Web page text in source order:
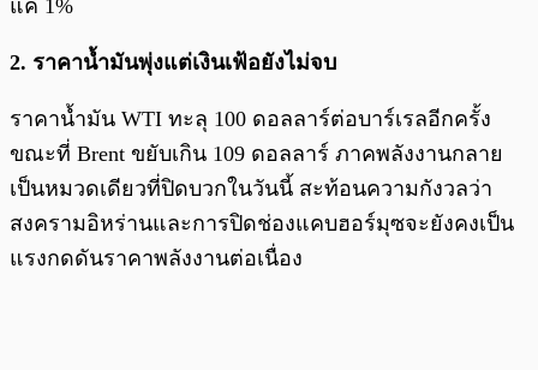
แค่ 1%
2. ราคาน้ำมันพุ่งแต่เงินเฟ้อยังไม่จบ
ราคาน้ำมัน WTI ทะลุ 100 ดอลลาร์ต่อบาร์เรลอีกครั้ง
ขณะที่ Brent ขยับเกิน 109 ดอลลาร์ ภาคพลังงานกลาย
เป็นหมวดเดียวที่ปิดบวกในวันนี้ สะท้อนความกังวลว่า
สงครามอิหร่านและการปิดช่องแคบฮอร์มุซจะยังคงเป็น
แรงกดดันราคาพลังงานต่อเนื่อง